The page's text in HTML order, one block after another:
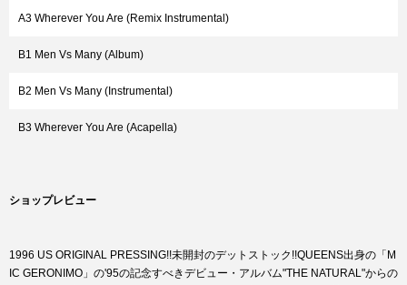
A3 Wherever You Are (Remix Instrumental)
B1 Men Vs Many (Album)
B2 Men Vs Many (Instrumental)
B3 Wherever You Are (Acapella)
ショップレビュー
1996 US ORIGINAL PRESSING!!未開封のデットストック!!QUEENS出身の「M
IC GERONIMO」の'95の記念すべきデビュー・アルバム"THE NATURAL"からの